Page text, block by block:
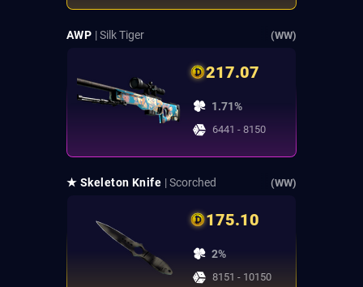
AWP | Silk Tiger (WW)
217.07
1.71%
6441 - 8150
★ Skeleton Knife | Scorched (WW)
175.10
2%
8151 - 10150